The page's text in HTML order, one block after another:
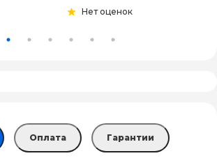
Нет оценок
Оплата Гарантии